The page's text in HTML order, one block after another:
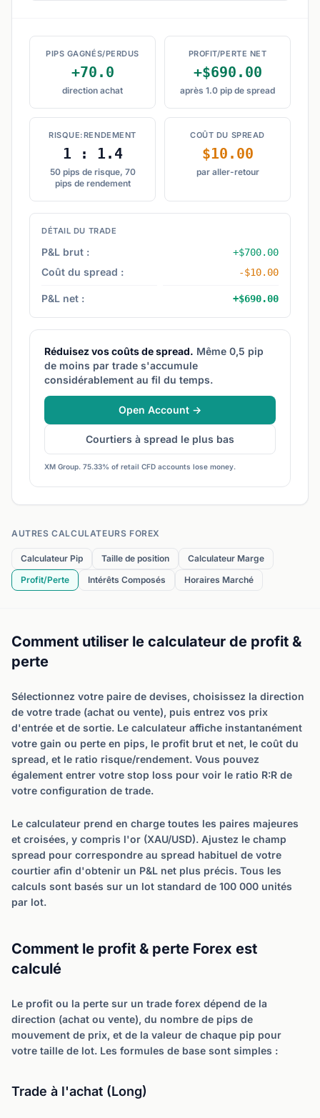
PIPS GAGNÉS/PERDUS
+70.0
direction achat
PROFIT/PERTE NET
+$690.00
après 1.0 pip de spread
RISQUE:RENDEMENT
1 : 1.4
50 pips de risque, 70
pips de rendement
COÛT DU SPREAD
$10.00
par aller-retour
DÉTAIL DU TRADE
P&L brut : +$700.00
Coût du spread : -$10.00
P&L net : +$690.00
Réduisez vos coûts de spread. Même 0,5 pip
de moins par trade s'accumule
considérablement au fil du temps.
Open Account →
Courtiers à spread le plus bas
XM Group. 75.33% of retail CFD accounts lose money.
AUTRES CALCULATEURS FOREX
Calculateur Pip Taille de position
Calculateur Marge
Profit/Perte
Intérêts Composés Horaires Marché
Comment utiliser le calculateur de profit &
perte
Sélectionnez votre paire de devises, choisissez la direction
de votre trade (achat ou vente), puis entrez vos prix
d'entrée et de sortie. Le calculateur affiche instantanément
votre gain ou perte en pips, le profit brut et net, le coût du
spread, et le ratio risque/rendement. Vous pouvez
également entrer votre stop loss pour voir le ratio R:R de
votre configuration de trade.
Le calculateur prend en charge toutes les paires majeures
et croisées, y compris l'or (XAU/USD). Ajustez le champ
spread pour correspondre au spread habituel de votre
courtier afin d'obtenir un P&L net plus précis. Tous les
calculs sont basés sur un lot standard de 100 000 unités
par lot.
Comment le profit & perte Forex est
calculé
Le profit ou la perte sur un trade forex dépend de la
direction (achat ou vente), du nombre de pips de
mouvement de prix, et de la valeur de chaque pip pour
votre taille de lot. Les formules de base sont simples :
Trade à l'achat (Long)